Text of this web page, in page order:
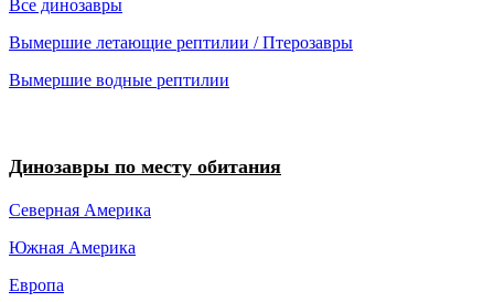
Все динозавры
Вымершие летающие рептилии / Птерозавры
Вымершие водные рептилии
Динозавры по месту обитания
Северная Америка
Южная Америка
Европа